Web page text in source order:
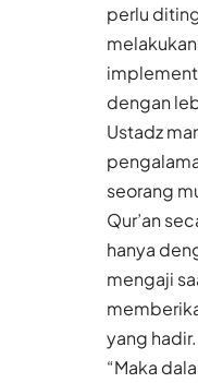
perlu
dengan
Ustadz
seorang
Qur’an
hanya
mengaji
yang hadir.
“Maka